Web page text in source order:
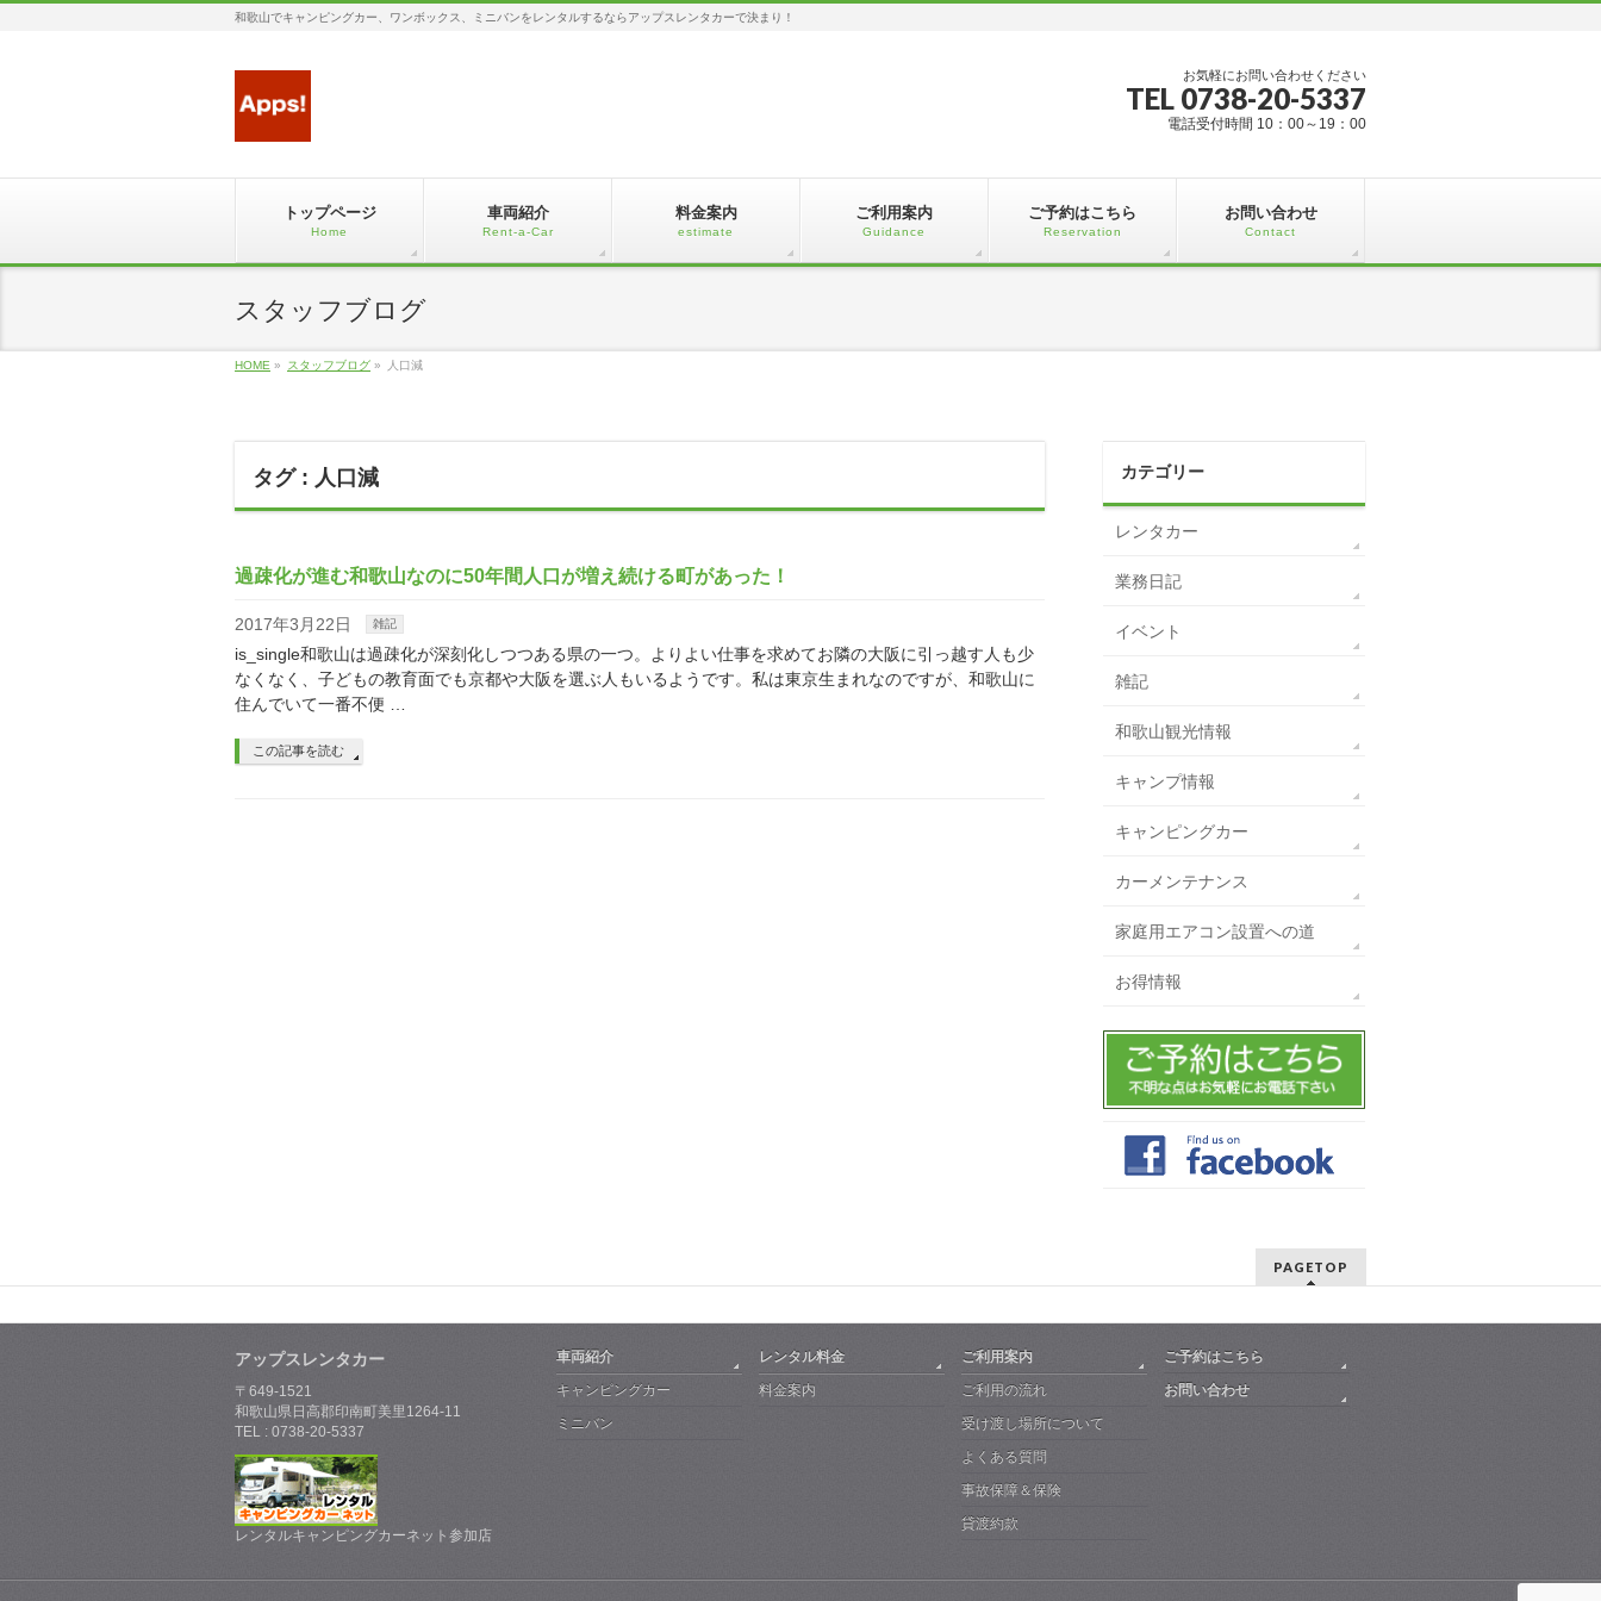
和歌山でキャンピングカー、ワンボックス、ミニバンをレンタルするならアップスレンタカーで決まり！
お気軽にお問い合わせください
TEL 0738-20-5337
電話受付時間 10：00～19：00
トップページ
Home
車両紹介
Rent-a-Car
料金案内
estimate
ご利用案内
Guidance
ご予約はこちら
Reservation
お問い合わせ
Contact
スタッフブログ
HOME » スタッフブログ » 人口減
タグ : 人口減
過疎化が進む和歌山なのに50年間人口が増え続ける町があった！
2017年3月22日 雑記
is_single和歌山は過疎化が深刻化しつつある県の一つ。よりよい仕事を求めてお隣の大阪に引っ越す人も少
なくなく、子どもの教育面でも京都や大阪を選ぶ人もいるようです。私は東京生まれなのですが、和歌山に
住んでいて一番不便 …
この記事を読む
カテゴリー
レンタカー
業務日記
イベント
雑記
和歌山観光情報
キャンプ情報
キャンピングカー
カーメンテナンス
家庭用エアコン設置への道
お得情報
PAGETOP
アップスレンタカー
〒649-1521
和歌山県日高郡印南町美里1264-11
TEL : 0738-20-5337
レンタルキャンピングカーネット参加店
車両紹介
キャンピングカー
ミニバン
レンタル料金
料金案内
ご利用案内
ご利用の流れ
受け渡し場所について
よくある質問
事故保障＆保険
貸渡約款
ご予約はこちら
お問い合わせ